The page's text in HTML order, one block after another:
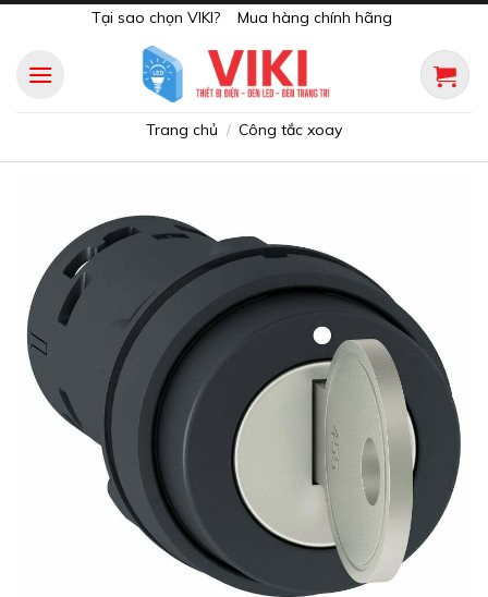
content
Tại sao chọn VIKI? Mua hàng chính hãng
Trang chủ / Công tắc xoay